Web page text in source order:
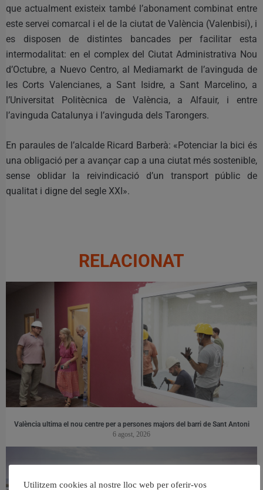
que actualment existeix també l’abonament combinat entre
este servei comarcal i el de la ciutat de València (Valenbisi), i
es disposen de distintes bancades per facilitar esta
intermodalitat: en el complex del Ciutat Administrativa Nou
d’Octubre, a Nuevo Centro, al Mediamarkt de l’avinguda de
les Corts Valencianes, a Sant Isidre, a Sant Marcelino, a
l’Universitat Politècnica de València, a Alfauir, i entre
l’avinguda Catalunya i l’avinguda dels Tarongers.
En paraules de l’alcalde Ricard Barberà: «Potenciar la bici és
una obligació per a avançar cap a una ciutat més sostenible,
sense oblidar la reivindicació d’un transport públic de
qualitat i digne del segle XXI».
RELACIONAT
València ultima el nou centre per a persones majors del barri de Sant Antoni
6 agost, 2026
Utilitzem cookies al nostre lloc web per oferir-vos